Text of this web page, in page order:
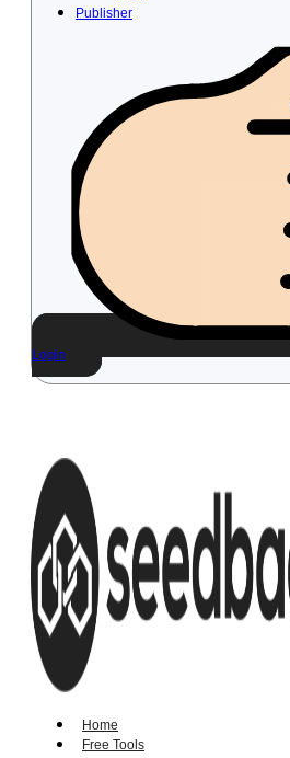
Publisher
Login
Home
Free Tools